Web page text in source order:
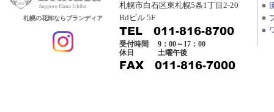
札幌の花卸ならブランディア
札幌市白石区東札幌5条1丁目2-20
Bdビル 5F
受付時間
9：00～17：00
休日
土曜午後